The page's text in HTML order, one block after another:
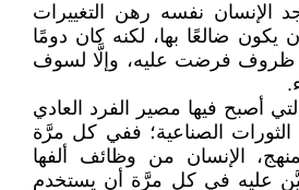
الإنسان نفسه رهن التغييرات
يكون ضالعًا بها، لكنه كان دومًا
ظروف فرضت عليه، وإلَّا لسوف
أصبح فيها مصير الفرد العادي
الصناعية؛ ففي كل مرَّة
الإنسان من وظائف ألفها
عليه في كل مرَّة أن يستخدم